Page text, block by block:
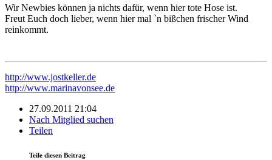
Wir Newbies können ja nichts dafür, wenn hier tote Hose ist.
Freut Euch doch lieber, wenn hier mal `n bißchen frischer Wind
reinkommt.
http://www.jostkeller.de
http://www.marinavonsee.de
27.09.2011 21:04
Nach Mitglied suchen
Teilen
Teile diesen Beitrag